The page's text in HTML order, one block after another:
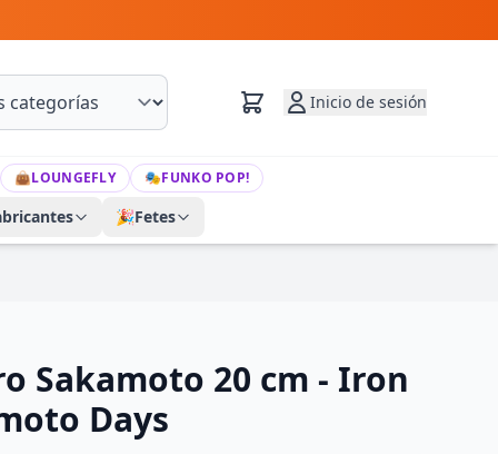
Inicio de sesión
👜LOUNGEFLY 🎭FUNKO POP!
🎉Fetes
Sakamoto 20 cm - Iron
Days